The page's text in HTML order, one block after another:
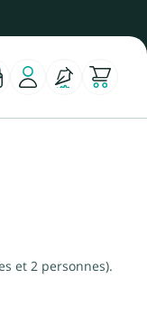
et 2 personnes).